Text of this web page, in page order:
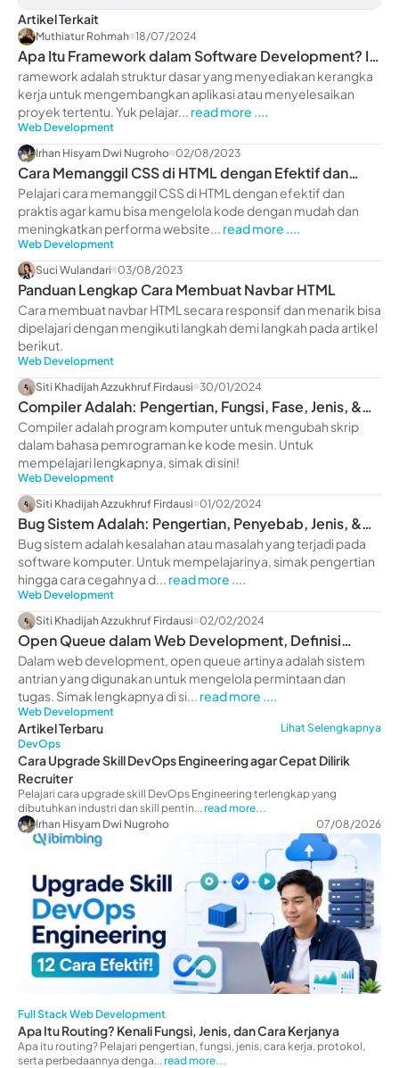
Artikel Terkait
Muthiatur Rohmah 18/07/2024
Apa Itu Framework dalam Software Development? Ini
Penjelasannya
ramework adalah struktur dasar yang menyediakan kerangka
kerja untuk mengembangkan aplikasi atau menyelesaikan
proyek tertentu. Yuk pelajar... read more ....
Web Development
Irhan Hisyam Dwi Nugroho 02/08/2023
Cara Memanggil CSS di HTML dengan Efektif dan
Praktis
Pelajari cara memanggil CSS di HTML dengan efektif dan
praktis agar kamu bisa mengelola kode dengan mudah dan
meningkatkan performa website... read more ....
Web Development
Suci Wulandari 03/08/2023
Panduan Lengkap Cara Membuat Navbar HTML
Cara membuat navbar HTML secara responsif dan menarik bisa
dipelajari dengan mengikuti langkah demi langkah pada artikel
berikut.
Web Development
Siti Khadijah Azzukhruf Firdausi 30/01/2024
Compiler Adalah: Pengertian, Fungsi, Fase, Jenis, &
Contoh
Compiler adalah program komputer untuk mengubah skrip
dalam bahasa pemrograman ke kode mesin. Untuk
mempelajari lengkapnya, simak di sini!
Web Development
Siti Khadijah Azzukhruf Firdausi 01/02/2024
Bug Sistem Adalah: Pengertian, Penyebab, Jenis, &
Cara Cegah
Bug sistem adalah kesalahan atau masalah yang terjadi pada
software komputer. Untuk mempelajarinya, simak pengertian
hingga cara cegahnya d... read more ....
Web Development
Siti Khadijah Azzukhruf Firdausi 02/02/2024
Open Queue dalam Web Development, Definisi
hingga Fungsinya!
Dalam web development, open queue artinya adalah sistem
antrian yang digunakan untuk mengelola permintaan dan
tugas. Simak lengkapnya di si... read more ....
Web Development
Artikel Terbaru
Lihat Selengkapnya
DevOps
Cara Upgrade Skill DevOps Engineering agar Cepat Dilirik
Recruiter
Pelajari cara upgrade skill DevOps Engineering terlengkap yang
dibutuhkan industri dan skill pentin... read more...
Irhan Hisyam Dwi Nugroho
07/08/2026
Full Stack Web Development
Apa Itu Routing? Kenali Fungsi, Jenis, dan Cara Kerjanya
Apa itu routing? Pelajari pengertian, fungsi, jenis, cara kerja, protokol,
serta perbedaannya denga... read more...